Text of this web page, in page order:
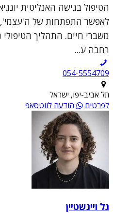
הטיפול בגישה האנליטית
לאפשר התפתחות של ה'עצמי',
משברי חיים. התהליך
רחבה ע...
054-5554709
תל אביב-יפו, ישראל
לפרטים
הודעה לווטסאפ
גל ויינשטיין